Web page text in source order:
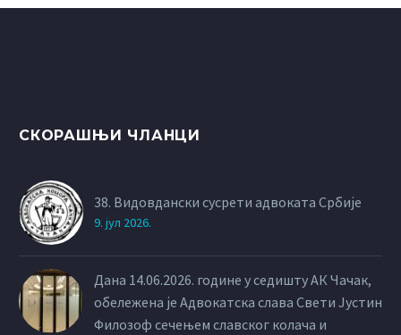
СКОРАШЊИ ЧЛАНЦИ
38. Видовдански сусрети адвоката Србије
9. јул 2026.
Дана 14.06.2026. године у седишту АК Чачак,
обележена је Адвокатска слава Свети Јустин
Филозоф сечењем славског колача и